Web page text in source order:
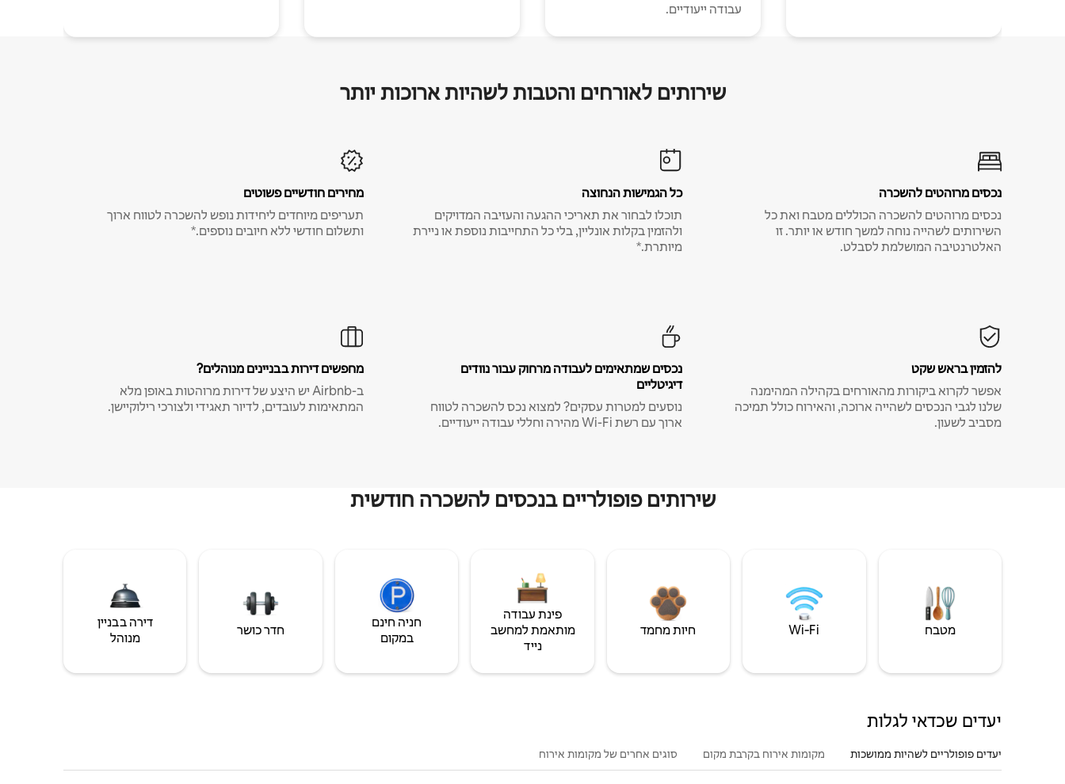
עבודה ייעודיים.
שירותים לאורחים והטבות לשהיות ארוכות יותר
נכסים מרוהטים להשכרה
נכסים מרוהטים להשכרה הכוללים מטבח ואת כל
השירותים לשהייה נוחה למשך חודש או יותר. זו
האלטרנטיבה המושלמת לסבלט.
כל הגמישות הנחוצה
תוכלו לבחור את תאריכי ההגעה והעזיבה המדויקים
ולהזמין בקלות אונליין, בלי כל התחייבות נוספת או ניירת
מיותרת.*
מחירים חודשיים פשוטים
תעריפים מיוחדים ליחידות נופש להשכרה לטווח ארוך
ותשלום חודשי ללא חיובים נוספים.*
להזמין בראש שקט
אפשר לקרוא ביקורות מהאורחים בקהילה המהימנה
שלנו לגבי הנכסים לשהייה ארוכה, והאירוח כולל תמיכה
מסביב לשעון.
נכסים שמתאימים לעבודה מרחוק עבור נוודים
דיגיטליים
נוסעים למטרות עסקים? למצוא נכס להשכרה לטווח
ארוך עם רשת Wi-Fi מהירה וחללי עבודה ייעודיים.
מחפשים דירות בבניינים מנוהלים?
ב-Airbnb יש היצע של דירות מרוהטות באופן מלא
המתאימות לעובדים, לדיור תאגידי ולצורכי רילוקיישן.
שירותים פופולריים בנכסים להשכרה חודשית
מטבח Wi‑Fi חיות מחמד
פינת עבודה
מותאמת למחשב
נייד
חניה חינם
במקום
חדר כושר
דירה בבניין
מנוהל
יעדים שכדאי לגלות
יעדים פופולריים לשהיות ממושכות מקומות אירוח בקרבת מקום סוגים אחרים של מקומות אירוח